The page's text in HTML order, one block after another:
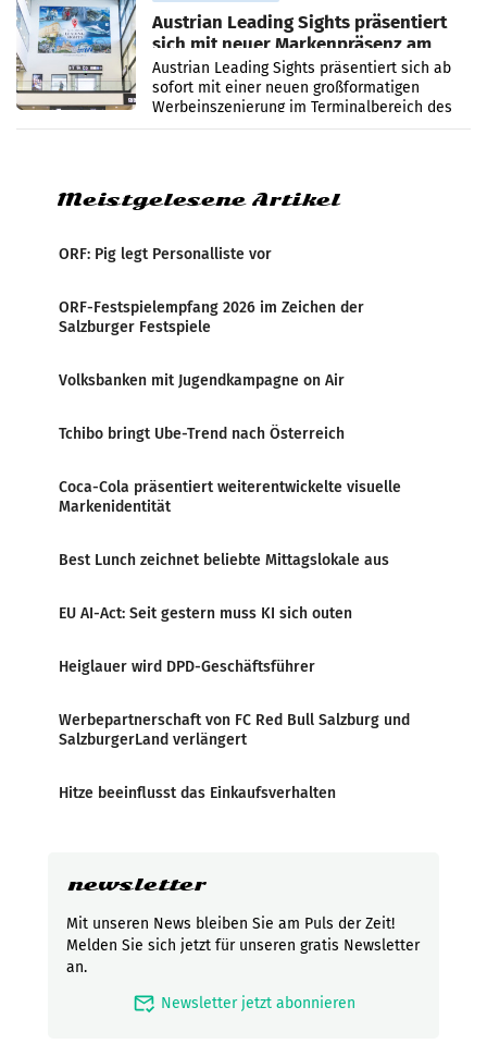
Austrian Leading Sights präsentiert
sich mit neuer Markenpräsenz am
Flughafen Wien
Austrian Leading Sights präsentiert sich ab
sofort mit einer neuen großformatigen
Werbeinszenierung im Terminalbereich des
Flughafen Wien. Die Präsenz befindet sich im
Meistgelesene Artikel
ORF: Pig legt Personalliste vor
ORF-Festspielempfang 2026 im Zeichen der
Salzburger Festspiele
Volksbanken mit Jugendkampagne on Air
Tchibo bringt Ube-Trend nach Österreich
Coca-Cola präsentiert weiterentwickelte visuelle
Markenidentität
Best Lunch zeichnet beliebte Mittagslokale aus
EU AI-Act: Seit gestern muss KI sich outen
Heiglauer wird DPD-Geschäftsführer
Werbepartnerschaft von FC Red Bull Salzburg und
SalzburgerLand verlängert
Hitze beeinflusst das Einkaufsverhalten
newsletter
Mit unseren News bleiben Sie am Puls der Zeit!
Melden Sie sich jetzt für unseren gratis Newsletter
an.
mark_email_read Newsletter jetzt abonnieren